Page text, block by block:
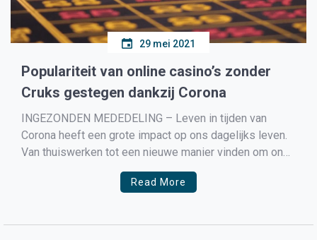
29 mei 2021
Populariteit van online casino’s zonder
Cruks gestegen dankzij Corona
INGEZONDEN MEDEDELING – Leven in tijden van
Corona heeft een grote impact op ons dagelijks leven.
Van thuiswerken tot een nieuwe manier vinden om onze
hobby’s te bezigen. Casino’s zonder Cruks zijn
mateloos populair geworden de afgelopen maanden,
Read More